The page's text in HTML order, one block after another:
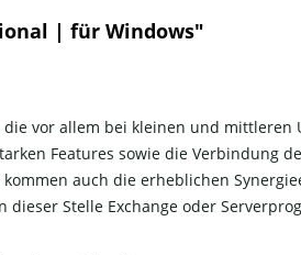
| für Windows"
vor allem bei kleinen und
Features sowie die Verbindung
auch die erheblichen
Stelle Exchange oder